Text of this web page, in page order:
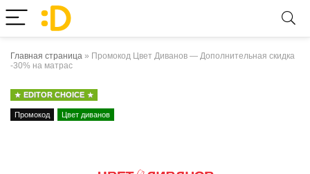
Главная страница » Промокод Цвет Диванов — Дополнительная скидка
-30% на матрас
EDITOR CHOICE
Промокод Цвет диванов